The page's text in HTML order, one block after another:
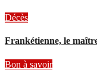
Décès
Frankétienne, le
Bon à savoir